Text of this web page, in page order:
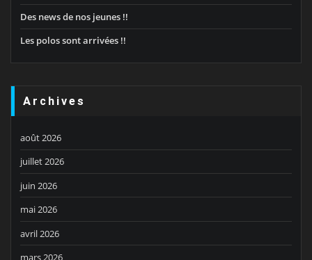
Des news de nos jeunes !!
Les polos sont arrivées !!
Archives
août 2026
juillet 2026
juin 2026
mai 2026
avril 2026
mars 2026